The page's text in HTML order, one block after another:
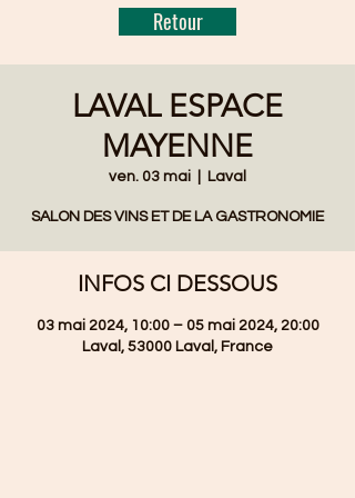
Retour
LAVAL ESPACE
MAYENNE
ven. 03 mai Laval
SALON DES VINS ET DE LA GASTRONOMIE
INFOS CI DESSOUS
03 mai 2024, 10:00 – 05 mai 2024, 20:00
Laval, 53000 Laval, France